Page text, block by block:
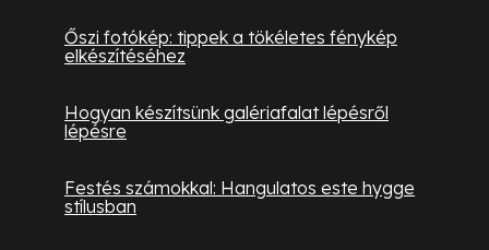
Őszi fotókép: tippek a tökéletes fénykép
elkészítéséhez
Hogyan készítsünk galériafalat lépésről
lépésre
Festés számokkal: Hangulatos este hygge
stílusban